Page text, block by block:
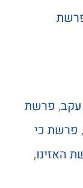
, פרשת
, פרשת כי
האזינו,